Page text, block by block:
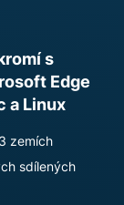
s
Edge
a Linux
zemích
sdílených